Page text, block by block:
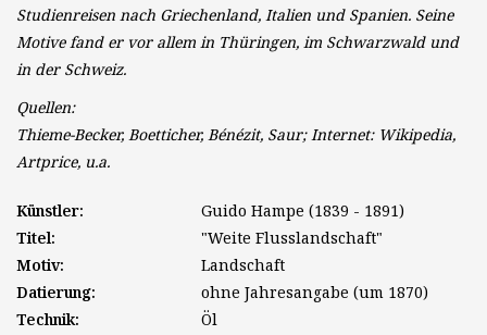
Studienreisen nach Griechenland, Italien und Spanien. Seine
Motive fand er vor allem in Thüringen, im Schwarzwald und
in der Schweiz.
Quellen:
Thieme-Becker, Boetticher, Bénézit, Saur; Internet: Wikipedia,
Artprice, u.a.
Künstler:
Guido Hampe (1839 - 1891)
Titel:
"Weite Flusslandschaft"
Motiv:
Landschaft
Datierung:
ohne Jahresangabe (um 1870)
Technik:
Öl